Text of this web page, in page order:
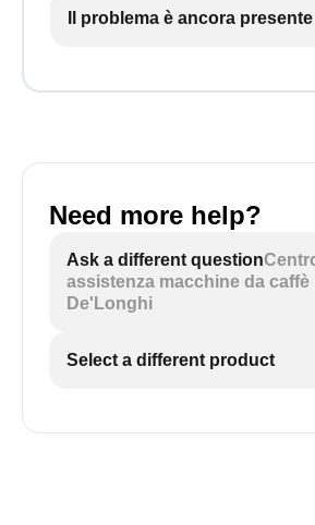
Il problema è ancora presente
Need more help?
Ask a different question
assistenza macchine da caffè
De'Longhi
Select a different product